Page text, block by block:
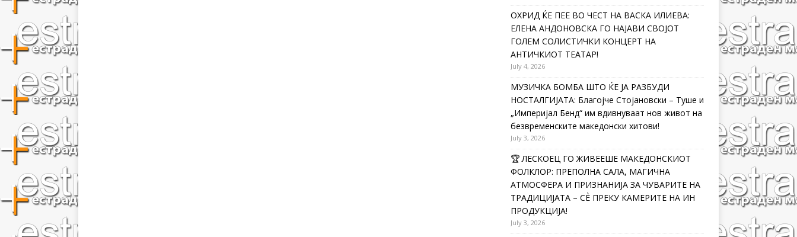
ОХРИД ЌЕ ПЕЕ ВО ЧЕСТ НА ВАСКА ИЛИЕВА:
ЕЛЕНА АНДОНОВСКА ГО НАЈАВИ СВОЈОТ
ГОЛЕМ СОЛИСТИЧКИ КОНЦЕРТ НА
АНТИЧКИОТ ТЕАТАР!
July 4, 2026
МУЗИЧКА БОМБА ШТО ЌЕ ЈА РАЗБУДИ
НОСТАЛГИЈАТА: Благојче Стојановски – Туше и
„Империјал Бенд“ им вдивнуваат нов живот на
безвременските македонски хитови!
July 3, 2026
🏆 ЛЕСКОЕЦ ГО ЖИВЕЕШЕ МАКЕДОНСКИОТ
ФОЛКЛОР: ПРЕПОЛНА САЛА, МАГИЧНА
АТМОСФЕРА И ПРИЗНАНИЈА ЗА ЧУВАРИТЕ НА
ТРАДИЦИЈАТА – СÈ ПРЕКУ КАМЕРИТЕ НА ИН
ПРОДУКЦИЈА!
July 3, 2026